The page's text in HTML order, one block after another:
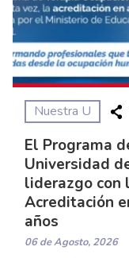
Nuestra U
El Programa
Universidad
liderazgo con
Acreditación
años
06 de Agosto, 2026